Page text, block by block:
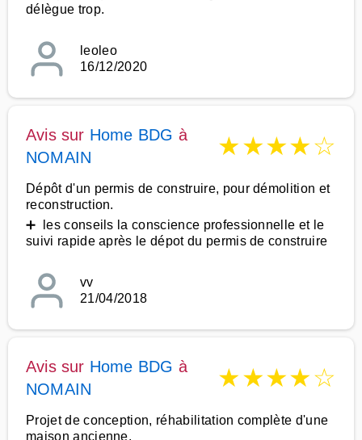
délègue trop.
leoleo
16/12/2020
Avis sur Home BDG à
NOMAIN
★★★★☆
Dépôt d'un permis de construire, pour démolition et
reconstruction.
➕ les conseils la conscience professionnelle et le
suivi rapide après le dépot du permis de construire
vv
21/04/2018
Avis sur Home BDG à
NOMAIN
★★★★☆
Projet de conception, réhabilitation complète d'une
maison ancienne.